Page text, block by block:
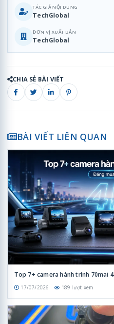
TÁC GIẢ NỘI DUNG
TechGlobal
ĐƠN VỊ XUẤT BẢN
TechGlobal
CHIA SẺ BÀI VIẾT
BÀI VIẾT LIÊN QUAN
Top 7+ camera hành trình 70mai
17/07/2026 189 lượt xem